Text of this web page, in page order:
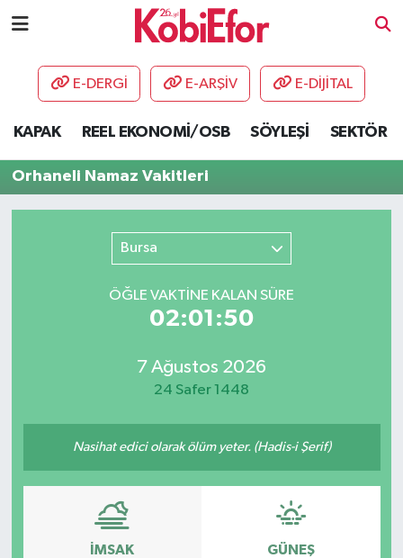
E-DERGİ E-ARŞİV E-DİJİTAL
KAPAK REEL EKONOMİ/OSB SÖYLEŞİ SEKTÖR
Orhaneli Namaz Vakitleri
Bursa
ÖĞLE VAKTİNE KALAN SÜRE
02:01:50
7 Ağustos 2026
24 Safer 1448
Nasihat edici olarak ölüm yeter. (Hadis-i Şerif)
İMSAK GÜNEŞ
AKADEMİ
DESTEK-TEŞVİK
HABERLER
SÖYLEŞİ